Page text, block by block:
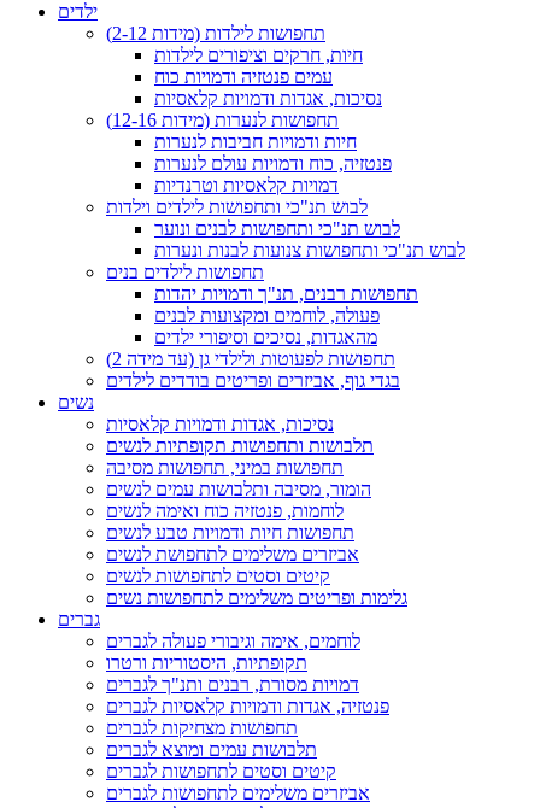
ילדים
תחפושות לילדות (מידות 2-12)
חיות, חרקים וציפורים לילדות
עמים פנטזיה ודמויות כוח
נסיכות, אגדות ודמויות קלאסיות
תחפושות לנערות (מידות 12-16)
חיות ודמויות חביבות לנערות
פנטזיה, כוח ודמויות עולם לנערות
דמויות קלאסיות וטרנדיות
לבוש תנ"כי ותחפושות לילדים וילדות
לבוש תנ"כי ותחפושות לבנים ונוער
לבוש תנ"כי ותחפושות צנועות לבנות ונערות
תחפושות לילדים בנים
תחפושות רבנים, תנ"ך ודמויות יהדות
פעולה, לוחמים ומקצועות לבנים
מהאגדות, נסיכים וסיפורי ילדים
תחפושות לפעוטות ולילדי גן (עד מידה 2)
בגדי גוף, אביזרים ופריטים בודדים לילדים
נשים
נסיכות, אגדות ודמויות קלאסיות
תלבושות ותחפושות תקופתיות לנשים
תחפושות במיני, תחפושות מסיבה
הומור, מסיבה ותלבושות עמים לנשים
לוחמות, פנטזיה כוח ואימה לנשים
תחפושות חיות ודמויות טבע לנשים
אביזרים משלימים לתחפושת לנשים
קיטים וסטים לתחפושות לנשים
גלימות ופריטים משלימים לתחפושות נשים
גברים
לוחמים, אימה וגיבורי פעולה לגברים
תקופתיות, היסטוריות ורטרו
דמויות מסורת, רבנים ותנ"ך לגברים
פנטזיה, אגדות ודמויות קלאסיות לגברים
תחפושות מצחיקות לגברים
תלבושות עמים ומוצא לגברים
קיטים וסטים לתחפושות לגברים
אביזרים משלימים לתחפושות לגברים